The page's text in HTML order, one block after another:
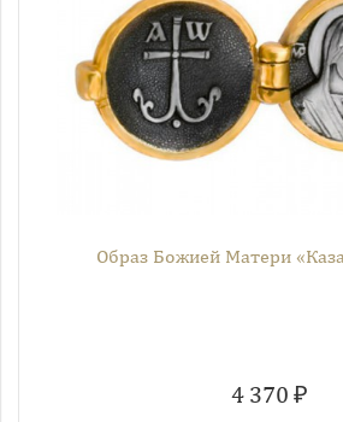
Образ Божией Матери
4 370 ₽